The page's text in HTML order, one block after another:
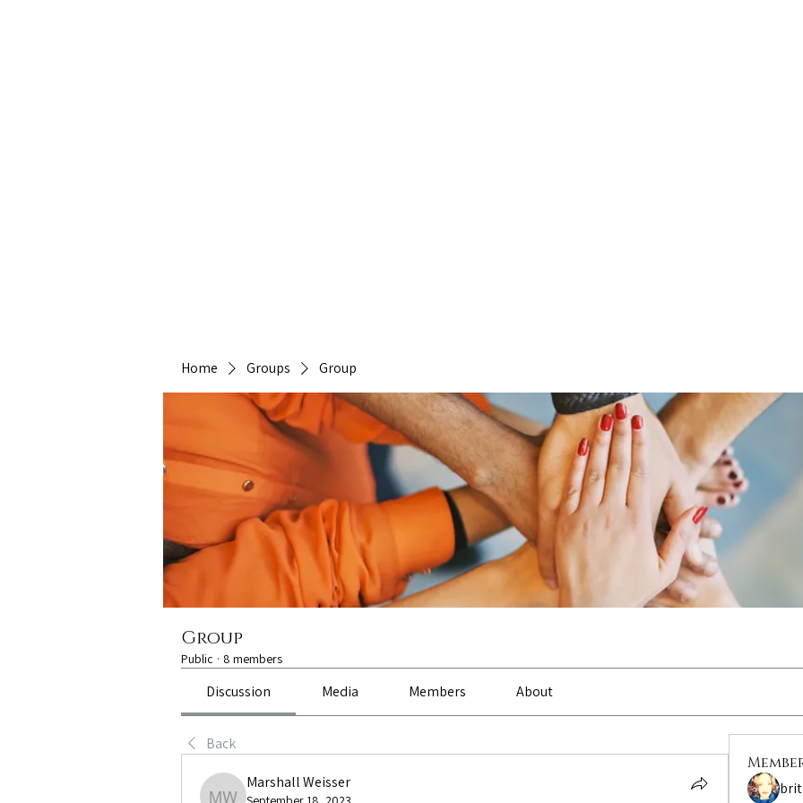
Home Groups Group
Group
Public · 8 members
Discussion Media Members About
Back
Marshall Weisser